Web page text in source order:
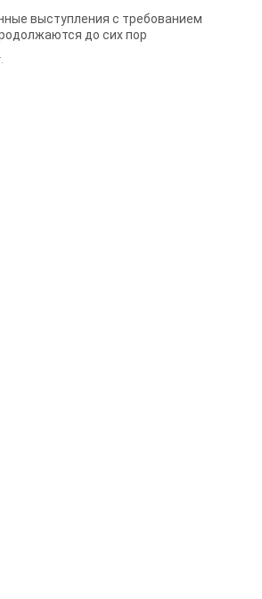
выступления с требованием
до сих пор